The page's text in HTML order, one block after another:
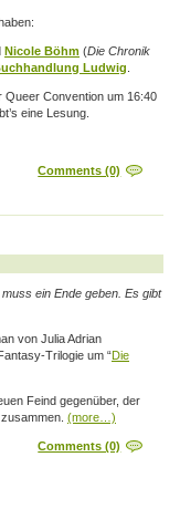
Nicole Böhm (Die Chronik
Ludwig
Queer Convention um 16:40
eine Lesung.
Comments (0)
ein Ende geben. Es gibt
von Julia Adrian
Trilogie um “Die
Feind gegenüber, der
(more…)
Comments (0)